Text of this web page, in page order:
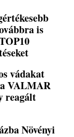
is
vádakat
VALMAR
reagált
Növényi